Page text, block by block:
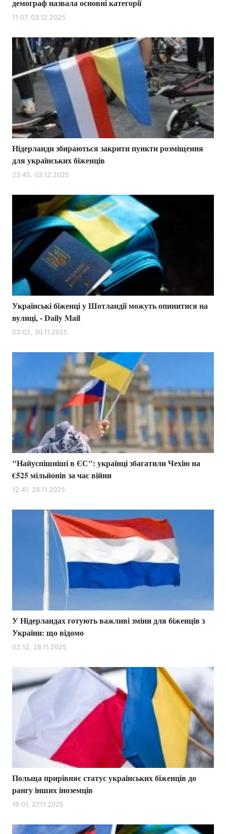
демограф назвала основні категорії
11:07, 03.12.2025
Нідерланди збираються закрити пункти розміщення
для українських біженців
23:45, 02.12.2025
Українські біженці у Шотландії можуть опинитися на
вулиці, - Daily Mail
03:02, 30.11.2025
"Найуспішніші в ЄС": українці збагатили Чехію на
€525 мільйонів за час війни
12:41, 28.11.2025
У Нідерландах готують важливі зміни для біженців з
України: що відомо
02:12, 28.11.2025
Польща прирівняє статус українських біженців до
рангу інших іноземців
16:01, 27.11.2025